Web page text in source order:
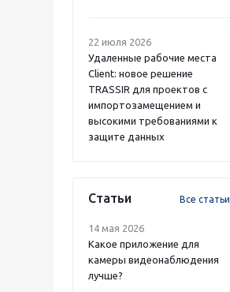
22 июля 2026
Удаленные рабочие места
Client: новое решение
TRASSIR для проектов с
импортозамещением и
высокими требованиями к
защите данных
Статьи Все статьи
14 мая 2026
Какое приложение для
камеры видеонаблюдения
лучше?